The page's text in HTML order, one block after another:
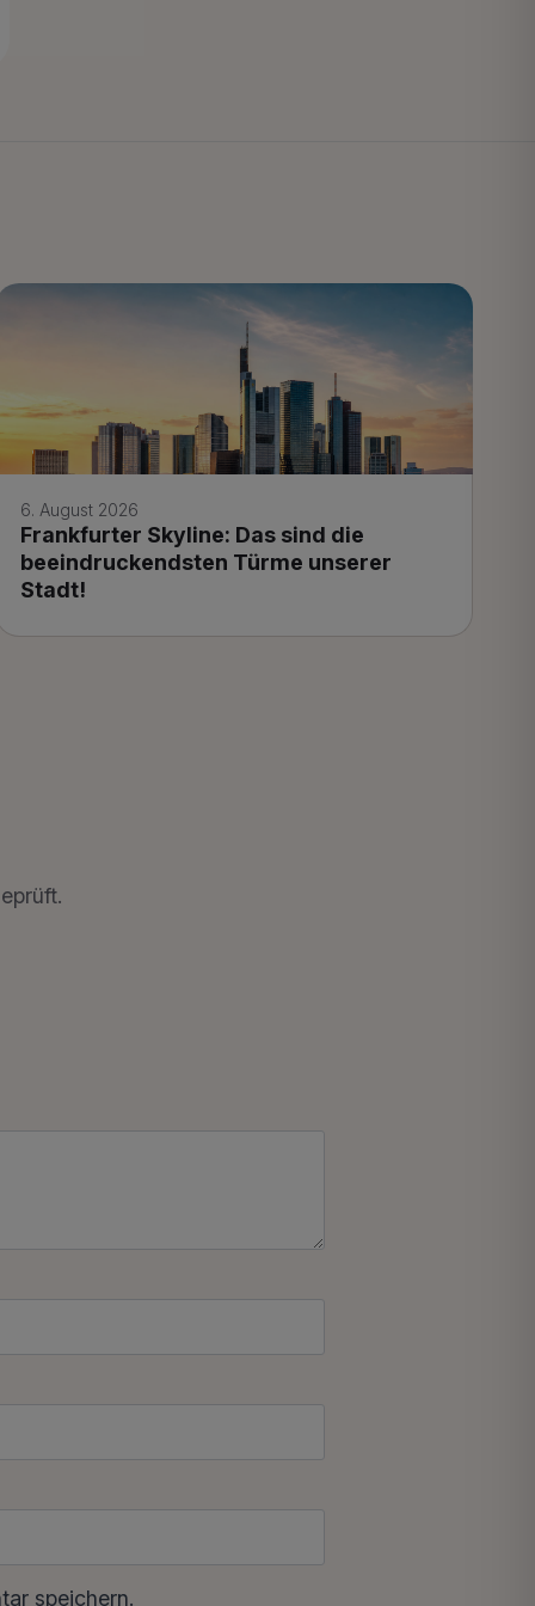
6. August 2026
Frankfurter Skyline: Das sind die
beeindruckendsten Türme unserer
Stadt!
speichern.